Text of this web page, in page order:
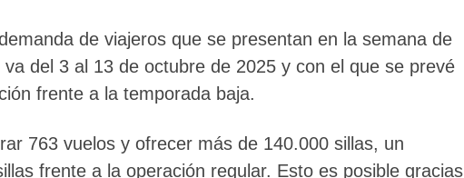
de viajeros que se presentan en la semana de
del 3 al 13 de octubre de 2025 y con el que se prevé
frente a la temporada baja.
763 vuelos y ofrecer más de 140.000 sillas, un
frente a la operación regular. Esto es posible gracias